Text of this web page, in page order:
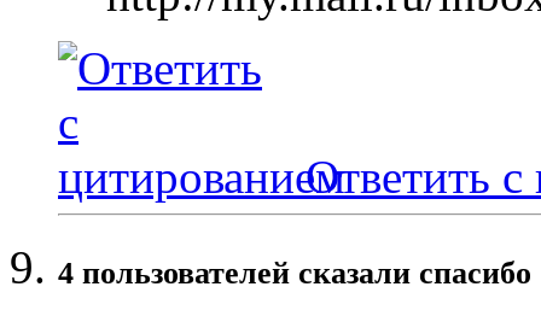
Ответить с
4 пользователей сказали